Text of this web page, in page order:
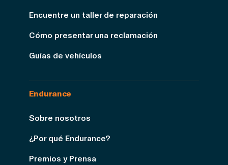
Encuentre un taller de reparación
Cómo presentar una reclamación
Guías de vehículos
Endurance
Sobre nosotros
¿Por qué Endurance?
Premios y Prensa